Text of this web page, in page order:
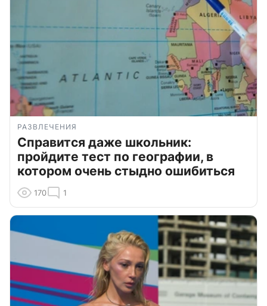
РАЗВЛЕЧЕНИЯ
Справится даже школьник:
пройдите тест по географии, в
котором очень стыдно ошибиться
170 1